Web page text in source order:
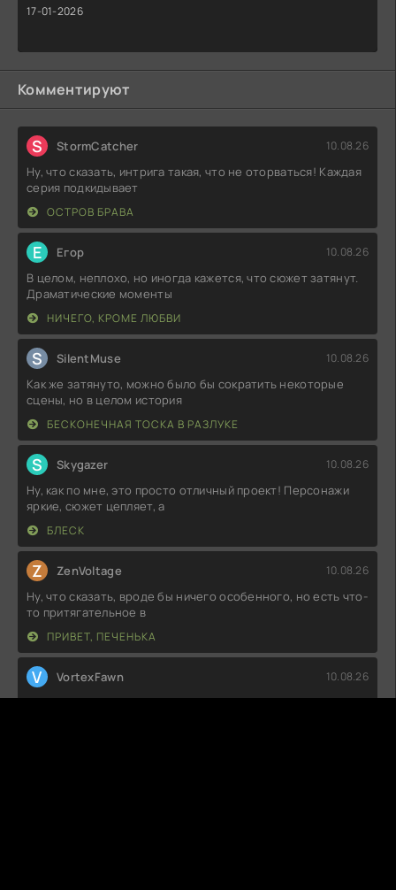
17-01-2026
Комментируют
S StormCatcher 10.08.26
Ну, что сказать, интрига такая, что не оторваться! Каждая
серия подкидывает
ОСТРОВ БРАВА
Е Егор 10.08.26
В целом, неплохо, но иногда кажется, что сюжет затянут.
Драматические моменты
НИЧЕГО, КРОМЕ ЛЮБВИ
S SilentMuse 10.08.26
Как же затянуто, можно было бы сократить некоторые
сцены, но в целом история
БЕСКОНЕЧНАЯ ТОСКА В РАЗЛУКЕ
S Skygazer 10.08.26
Ну, как по мне, это просто отличный проект! Персонажи
яркие, сюжет цепляет, а
БЛЕСК
Z ZenVoltage 10.08.26
Ну, что сказать, вроде бы ничего особенного, но есть что-
то притягательное в
ПРИВЕТ, ПЕЧЕНЬКА
V VortexFawn 10.08.26
Ну, это было довольно странно. Я ожидал чего-то более